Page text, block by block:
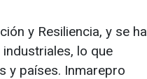
y Resiliencia, y se ha
lo que
y países. Inmarepro